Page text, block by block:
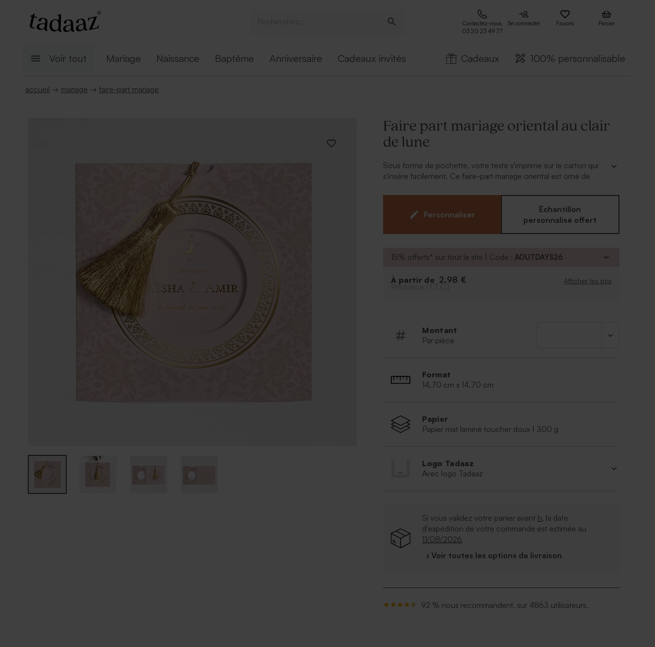
Contactez-nous
03 20 23 49 77
Se connecter Favoris Panier
Voir tout Mariage Naissance Baptême Anniversaire Cadeaux invités Cadeaux 100% personnalisable
accueil → mariage → faire-part mariage
Faire part mariage oriental au clair
de lune
Sous forme de pochette, votre texte s'imprime sur le carton qui
s'insère facilement. Ce faire-part mariage oriental est orné de
* Pompon doré livré
Personnaliser
Échantillon
personnalisé offert
15% offerts* sur tout le site | Code :AOUTDAYS26
À partir de 2,98 € Afficher les prix
Prix/pièce (T.T.C.)
Montant
Par pièce
Format
14,70 cm x 14,70 cm
Papier
Papier mat laminé toucher doux | 300 g
Logo Tadaaz
Avec logo Tadaaz
Si vous validez votre panier avant h, la date
d'expédition de votre commande est estimée au
11/08/2026
› Voir toutes les options de livraison
92 % nous recommandent, sur 4863 utilisateurs.